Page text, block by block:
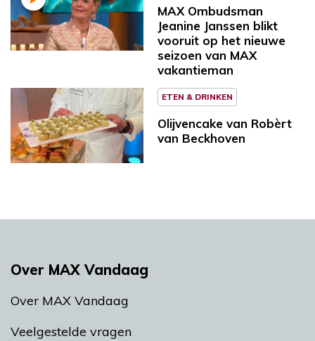
MAX Ombudsman
Jeanine Janssen blikt
vooruit op het nieuwe
seizoen van MAX
vakantieman
ETEN & DRINKEN
Olijvencake van Robèrt
van Beckhoven
Over MAX Vandaag
Over MAX Vandaag
Veelgestelde vragen